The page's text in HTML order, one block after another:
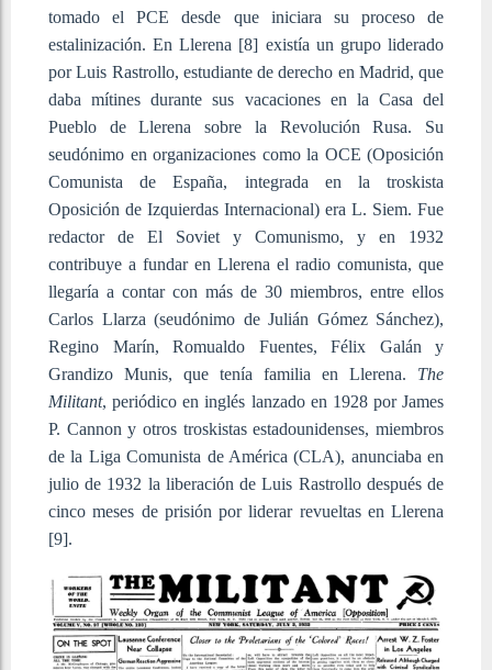
tomado el PCE desde que iniciara su proceso de
estalinización. En Llerena [8] existía un grupo liderado
por Luis Rastrollo, estudiante de derecho en Madrid, que
daba mítines durante sus vacaciones en la Casa del
Pueblo de Llerena sobre la Revolución Rusa. Su
seudónimo en organizaciones como la OCE (Oposición
Comunista de España, integrada en la troskista
Oposición de Izquierdas Internacional) era L. Siem. Fue
redactor de El Soviet y Comunismo, y en 1932
contribuye a fundar en Llerena el radio comunista, que
llegaría a contar con más de 30 miembros, entre ellos
Carlos Llarza (seudónimo de Julián Gómez Sánchez),
Regino Marín, Romualdo Fuentes, Félix Galán y
Grandizo Munis, que tenía familia en Llerena. The
Militant, periódico en inglés lanzado en 1928 por James
P. Cannon y otros troskistas estadounidenses, miembros
de la Liga Comunista de América (CLA), anunciaba en
julio de 1932 la liberación de Luis Rastrollo después de
cinco meses de prisión por liderar revueltas en Llerena
[9].